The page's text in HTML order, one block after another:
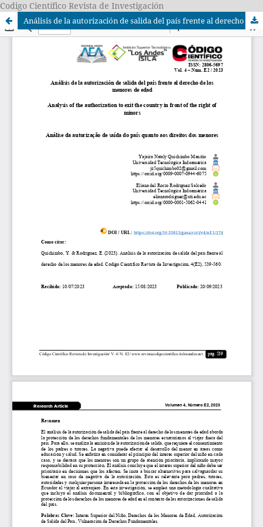
Codigo Científico Revista de Investigación
Análisis de la autorización de salida del país frente al derecho de los menores de edad